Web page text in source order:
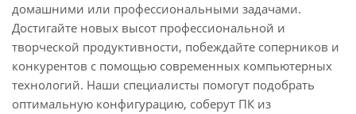
домашними или профессиональными задачами.
Достигайте новых высот профессиональной и
творческой продуктивности, побеждайте соперников и
конкурентов с помощью современных компьютерных
технологий. Наши специалисты помогут подобрать
оптимальную конфигурацию, соберут ПК из